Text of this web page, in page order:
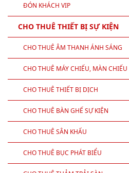
ĐỊA ĐIỂM TỔ CHỨC SỰ KIỆN
ĐẶT PHÒNG KHÁCH SẠN
CHO THUÊ XE
ĐÓN KHÁCH VIP
CHO THUÊ THIẾT BỊ SỰ KIỆN
CHO THUÊ ÂM THANH ÁNH SÁNG
CHO THUÊ MÁY CHIẾU, MÀN CHIẾU
CHO THUÊ THIẾT BỊ DỊCH